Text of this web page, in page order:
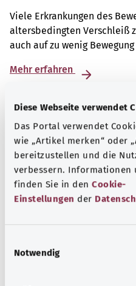
Diese Webseite verwendet
Das Portal verwendet
wie „Artikel merken“ oder
bereitzustellen und die
verbessern. Informationen
finden Sie in den Cookie-
Einstellungen der
Notwendig
Viele Erkrankungen des
altersbedingten Verschleiß
auch auf zu wenig
Mehr erfahren
Selbsthilfe